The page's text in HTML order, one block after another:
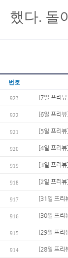
했다. 돌
번호
923 [7일 프리
922 [6일 프리
921 [5일 프리
920 [4일 프리
919 [3일 프리
918 [2일 프리
917 [31일 프리
916 [30일 프리
915 [29일 프리
914 [28일 프리